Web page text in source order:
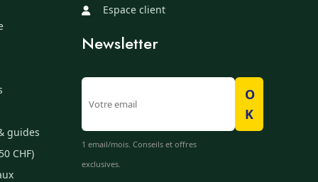
guides
CHF)
Espace client
Newsletter
O
K
1 email/mois. Conseils et offres
exclusives.